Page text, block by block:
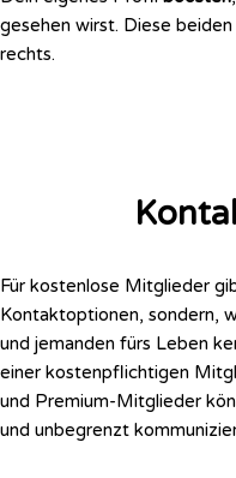
gesehen wirst. Diese
rechts.
Für kostenlose Mitglieder
Kontaktoptionen, sondern,
und jemanden fürs Leben
einer kostenpflichtigen
und Premium-Mitglieder
und unbegrenzt